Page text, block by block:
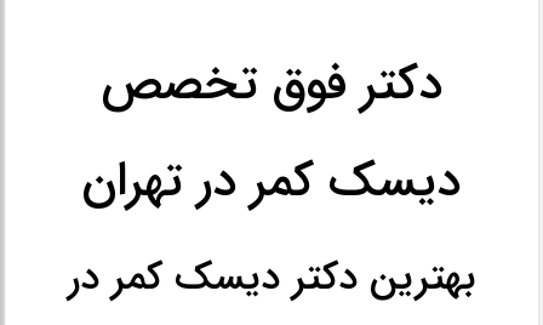
دکتر فوق تخصص
دیسک کمر در تهران
بهترین دکتر دیسک کمر در